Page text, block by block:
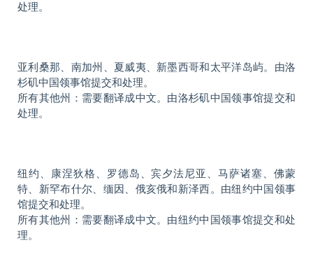
处理。
亚利桑那、南加州、夏威夷、新墨西哥和太平洋岛屿。由洛
杉矶中国领事馆提交和处理。
所有其他州：需要翻译成中文。由洛杉矶中国领事馆提交和
处理。
纽约、康涅狄格、罗德岛、宾夕法尼亚、马萨诸塞、佛蒙
特、新罕布什尔、缅因、俄亥俄和新泽西。由纽约中国领事
馆提交和处理。
所有其他州：需要翻译成中文。由纽约中国领事馆提交和处
理。